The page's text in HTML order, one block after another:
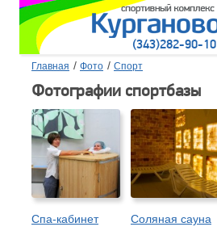
(343)282-90-10
Главная / Фото / Спорт
Фотографии спортбазы
Спа-кабинет Соляная сауна